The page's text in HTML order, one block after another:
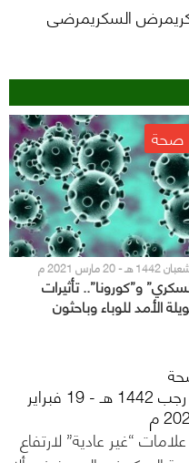
السكريمرضى
صحة
و”كورونا”.. تأثيرات
الأمد للوباء وباحثون
7 رجب 1442 هـ - 19 فبراير
م
5 علامات “غير عادية” لارتفاع